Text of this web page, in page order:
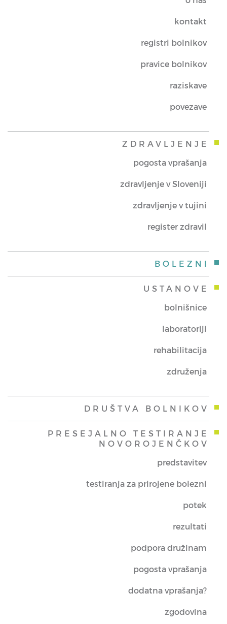
kontakt
registri bolnikov
pravice bolnikov
raziskave
povezave
ZDRAVLJENJE
pogosta vprašanja
zdravljenje v Sloveniji
zdravljenje v tujini
register zdravil
BOLEZNI
USTANOVE
bolnišnice
laboratoriji
rehabilitacija
združenja
DRUŠTVA BOLNIKOV
PRESEJALNO TESTIRANJE
NOVOROJENČKOV
predstavitev
testiranja za prirojene bolezni
potek
rezultati
podpora družinam
pogosta vprašanja
dodatna vprašanja?
zgodovina